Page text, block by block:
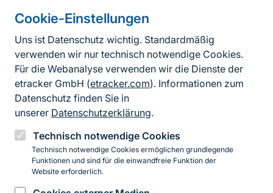
Cookie-Einstellungen
Uns ist Datenschutz wichtig. Standardmäßig
verwenden wir nur technisch notwendige Cookies.
Für die Webanalyse verwenden wir die Dienste der
etracker GmbH (etracker.com). Informationen zum
Datenschutz finden Sie in
unserer Datenschutzerklärung.
Technisch notwendige Cookies
Technisch notwendige Cookies ermöglichen grundlegende
Funktionen und sind für die einwandfreie Funktion der
Website erforderlich.
Informationen zur Seite
FußzeileKontakt zum BfN
Kontaktformular
Erklärung zur Barrierefreiheit
Impressum
Datenschutz